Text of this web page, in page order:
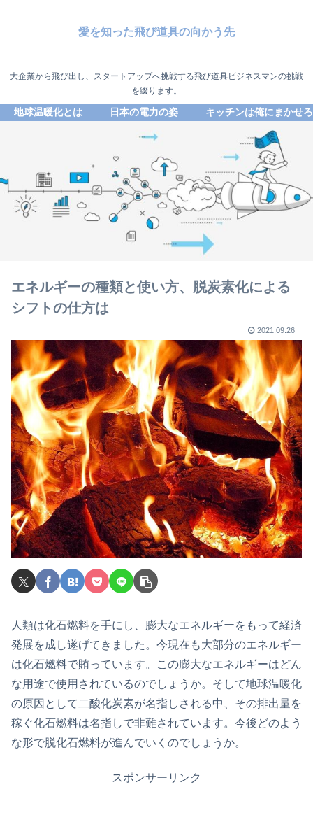
愛を知った飛び道具の向かう先
大企業から飛び出し、スタートアップへ挑戦する飛び道具ビジネスマンの挑戦
を綴ります。
地球温暖化とは 日本の電力の姿 キッチンは俺にまかせろ
エネルギーの種類と使い方、脱炭素化による
シフトの仕方は
2021.09.26
人類は化石燃料を手にし、膨大なエネルギーをもって経済
発展を成し遂げてきました。今現在も大部分のエネルギー
は化石燃料で賄っています。この膨大なエネルギーはどん
な用途で使用されているのでしょうか。そして地球温暖化
の原因として二酸化炭素が名指しされる中、その排出量を
稼ぐ化石燃料は名指しで非難されています。今後どのよう
な形で脱化石燃料が進んでいくのでしょうか。
スポンサーリンク